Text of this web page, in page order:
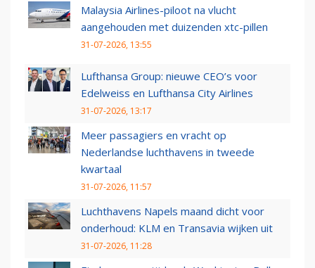
Malaysia Airlines-piloot na vlucht
aangehouden met duizenden xtc-pillen
31-07-2026, 13:55
Lufthansa Group: nieuwe CEO’s voor
Edelweiss en Lufthansa City Airlines
31-07-2026, 13:17
Meer passagiers en vracht op
Nederlandse luchthavens in tweede
kwartaal
31-07-2026, 11:57
Luchthavens Napels maand dicht voor
onderhoud: KLM en Transavia wijken uit
31-07-2026, 11:28